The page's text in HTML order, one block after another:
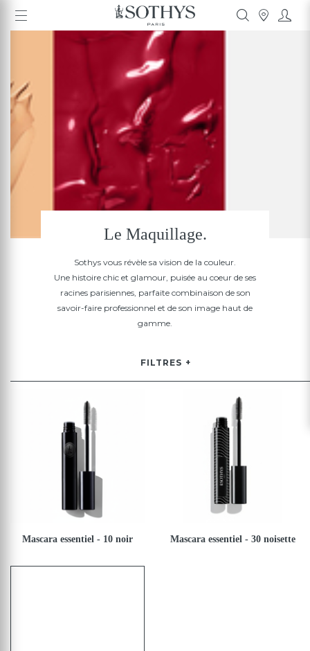
Le Maquillage.
Sothys vous révèle sa vision de la couleur.
Une histoire chic et glamour, puisée au coeur de ses
racines parisiennes, parfaite combinaison de son
savoir-faire professionnel et de son image haut de
gamme.
FILTRES
Mascara essentiel - 10 noir Mascara essentiel - 30 noisette